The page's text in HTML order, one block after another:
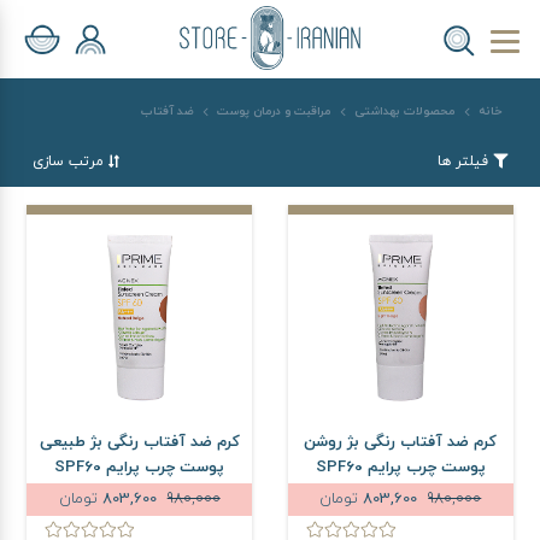
خانه محصولات بهداشتی مراقبت و درمان پوست ضد آفتاب
فیلتر ها مرتب سازی
کرم ضد آفتاب رنگی بژ روشن
پوست چرب پرایم SPF60
حجم 40 میلی لیتر
980,000 تومان
کرم ضد آفتاب رنگی بژ طبیعی
پوست چرب پرایم SPF60
حجم 40 میلی لیتر
980,000
803,600 تومان